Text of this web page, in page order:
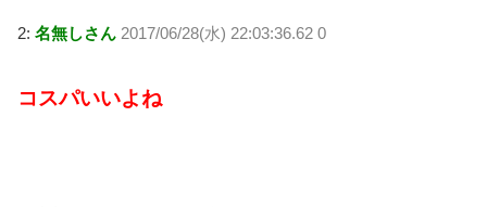
2: 名無しさん 2017/06/28(水) 22:03:36.62 0
コスパいいよね